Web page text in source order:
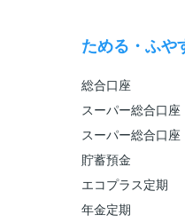
ためる・ふや
総合口座
スーパー総合口座
スーパー総合口座
貯蓄預金
エコプラス定期
年金定期